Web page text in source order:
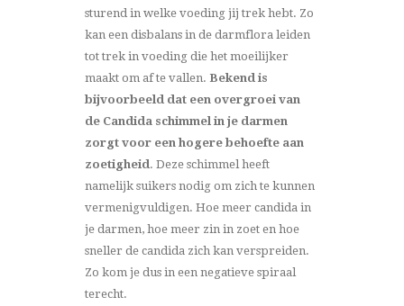
sturend in welke voeding jij trek hebt. Zo
kan een disbalans in de darmflora leiden
tot trek in voeding die het moeilijker
maakt om af te vallen. Bekend is
bijvoorbeeld dat een overgroei van
de Candida schimmel in je darmen
zorgt voor een hogere behoefte aan
zoetigheid. Deze schimmel heeft
namelijk suikers nodig om zich te kunnen
vermenigvuldigen. Hoe meer candida in
je darmen, hoe meer zin in zoet en hoe
sneller de candida zich kan verspreiden.
Zo kom je dus in een negatieve spiraal
terecht.